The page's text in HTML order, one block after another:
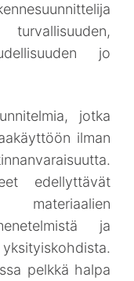
jo
jotka
ilman
edellyttävät
ja
pelkkä halpa